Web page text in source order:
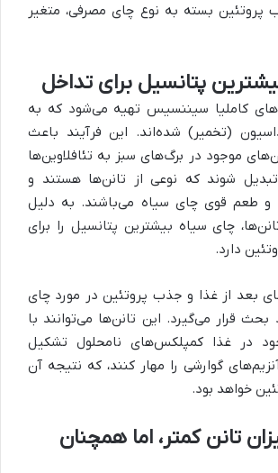
پروتئین بسته به نوع چای مصرفی، متغیر
پتانسیل برای تداخل
کاملیا سیننسیس تهیه می‌شود که به
(تخمیر) شده‌اند. این فرآیند باعث
موجود در برگ‌های سبز به تئافلاوین‌ها
تبدیل شوند که نوعی از تانن‌ها هستند و
و طعم قوی چای سیاه می‌باشند. به دلیل
چای سیاه بیشترین پتانسیل را برای
دارد.
بعد از غذا و جذب پروتئین در مورد چای
بحث قرار می‌گیرد. این تانن‌ها می‌توانند با
در غذا کمپلکس‌های نامحلول تشکیل
گوارشی را مهار کنند، که نتیجه آن
خواهد بود.
تانن کمتر، اما همچنان